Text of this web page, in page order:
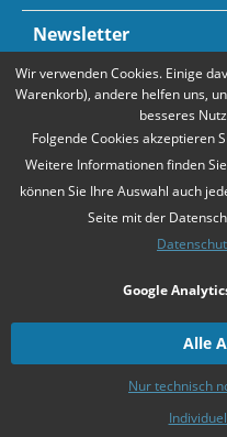
Newsletter
Zahlungsarten Mehr
falls nicht
Unsere Angebote richten sich
. Wir schließen keine
Kontakt
Wir verwenden Cookies. Einige
Warenkorb), andere helfen uns,
besseres
Folgende Cookies akzeptieren
Weitere Informationen finden
können Sie Ihre Auswahl auch
Seite mit der
Google
Nur technisch
Alle